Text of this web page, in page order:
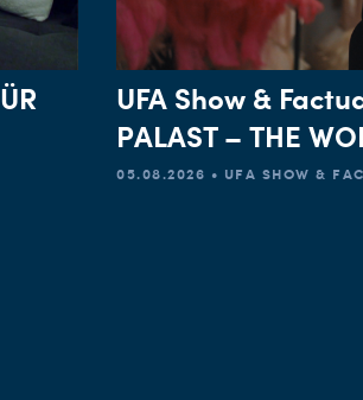
UFA Show &
PALAST – THE
05.08.2026 • UFA SHOW &